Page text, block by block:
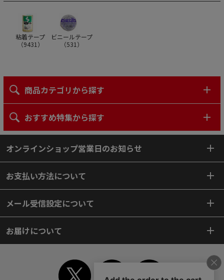
粘着テープ
（9431 ）
ビニールテープ
（531 ）
商品カテゴリから探す
おすすめ特集から探す
オンラインショップ営業日のお知らせ
お支払い方法について
メール受信設定について
お届けについて